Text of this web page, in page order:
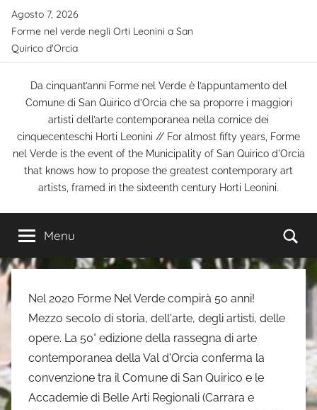
Salta
contenuto
Agosto 7, 2026
Forme nel verde negli Orti Leonini a San
Quirico d'Orcia
Da cinquant’anni Forme nel Verde è l’appuntamento del
Comune di San Quirico d’Orcia che sa proporre i maggiori
artisti dell’arte contemporanea nella cornice dei
cinquecenteschi Horti Leonini // For almost fifty years, Forme
nel Verde is the event of the Municipality of San Quirico d'Orcia
that knows how to propose the greatest contemporary art
artists, framed in the sixteenth century Horti Leonini.
Menu
Nel 2020 Forme Nel Verde compirà 50 anni!
Mezzo secolo di storia, dell'arte, degli artisti, delle
opere. La 50° edizione della rassegna di arte
contemporanea della Val d'Orcia conferma la
convenzione tra il Comune di San Quirico e le
Accademie di Belle Arti Regionali (Carrara e